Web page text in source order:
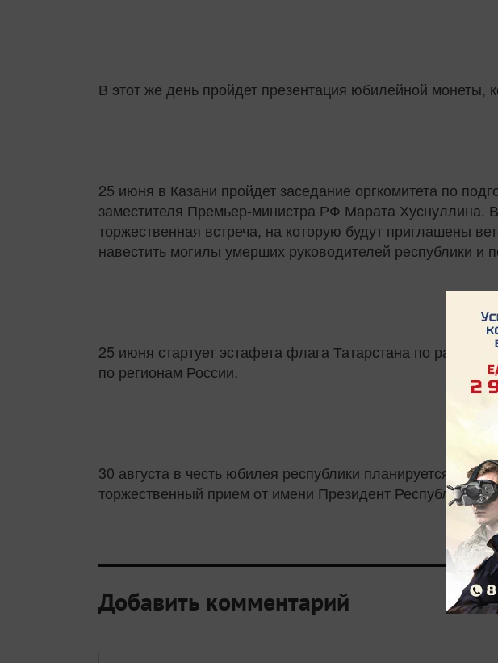
В этот же день пройдет презентация юбилейной монеты,
25 июня в Казани пройдет заседание оргкомитета по
заместителя Премьер-министра РФ Марата Хуснуллина.
торжественная встреча, на которую будут приглашены
навестить могилы умерших руководителей республики и
25 июня стартует эстафета флага Татарстана по
по регионам России.
30 августа в честь юбилея республики планируется
торжественный прием от имени Президент Республики
Добавить комментарий